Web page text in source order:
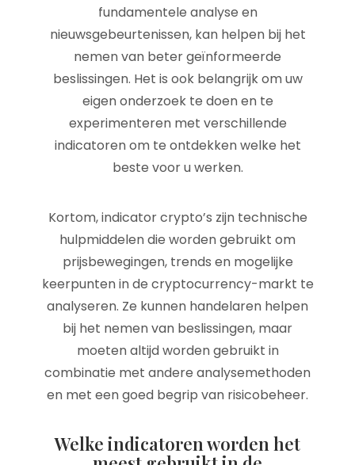
fundamentele analyse en
nieuwsgebeurtenissen, kan helpen bij het
nemen van beter geïnformeerde
beslissingen. Het is ook belangrijk om uw
eigen onderzoek te doen en te
experimenteren met verschillende
indicatoren om te ontdekken welke het
beste voor u werken.
Kortom, indicator crypto’s zijn technische
hulpmiddelen die worden gebruikt om
prijsbewegingen, trends en mogelijke
keerpunten in de cryptocurrency-markt te
analyseren. Ze kunnen handelaren helpen
bij het nemen van beslissingen, maar
moeten altijd worden gebruikt in
combinatie met andere analysemethoden
en met een goed begrip van risicobeheer.
Welke indicatoren worden het